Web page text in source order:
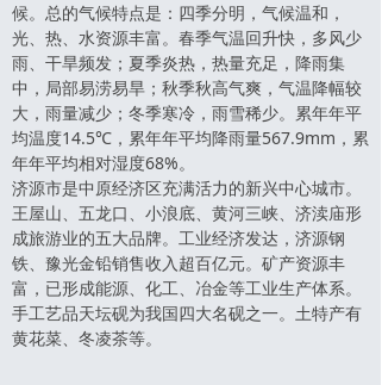
候。总的气候特点是：四季分明，气候温和，
光、热、水资源丰富。春季气温回升快，多风少
雨、干旱频发；夏季炎热，热量充足，降雨集
中，局部易涝易旱；秋季秋高气爽，气温降幅较
大，雨量减少；冬季寒冷，雨雪稀少。累年年平
均温度14.5℃，累年年平均降雨量567.9mm，累
年年平均相对湿度68%。
济源市是中原经济区充满活力的新兴中心城市。
王屋山、五龙口、小浪底、黄河三峡、济渎庙形
成旅游业的五大品牌。工业经济发达，济源钢
铁、豫光金铅销售收入超百亿元。矿产资源丰
富，已形成能源、化工、冶金等工业生产体系。
手工艺品天坛砚为我国四大名砚之一。土特产有
黄花菜、冬凌茶等。